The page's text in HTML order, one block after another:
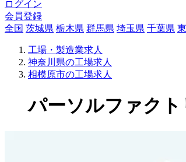
ログイン
会員登録
全国 茨城県 栃木県 群馬県 埼玉県 千葉県
工場・製造業求人
神奈川県の工場求人
相模原市の工場求人
パーソルファクト